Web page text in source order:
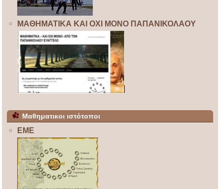
ΜΑΘΗΜΑΤΙΚΑ ΚΑΙ ΟΧΙ ΜΟΝΟ ΠΑΠΑΝΙΚΟΛΑΟΥ
Μαθηματικοι ιστότοποι
ΕΜΕ